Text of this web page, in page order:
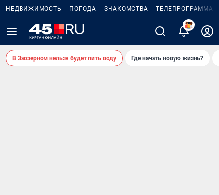
НЕДВИЖИМОСТЬ ПОГОДА ЗНАКОМСТВА ТЕЛЕПРОГРАММА
В Заозерном нельзя будет пить воду Где начать новую жизнь?